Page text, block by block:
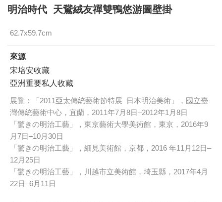
明治時代 天鵞絨友禪雙鴨悠游圖壁掛
62.7x59.7cm
來源
宋培安收藏
亞洲重要私人收藏
展覽：「2011亞太傳統藝術節特展–日本明治美術」，國立臺
灣傳統藝術中心，宜蘭，2011年7月8日–2012年1月8日
「驚きの明治工藝」，東京藝術大學美術館，東京，2016年9
月7日–10月30日
「驚きの明治工藝」，細見美術館，京都，2016 年11月12日–
12月25日
「驚きの明治工藝」，川越市立美術館，埼玉縣，2017年4月
22日–6月11日